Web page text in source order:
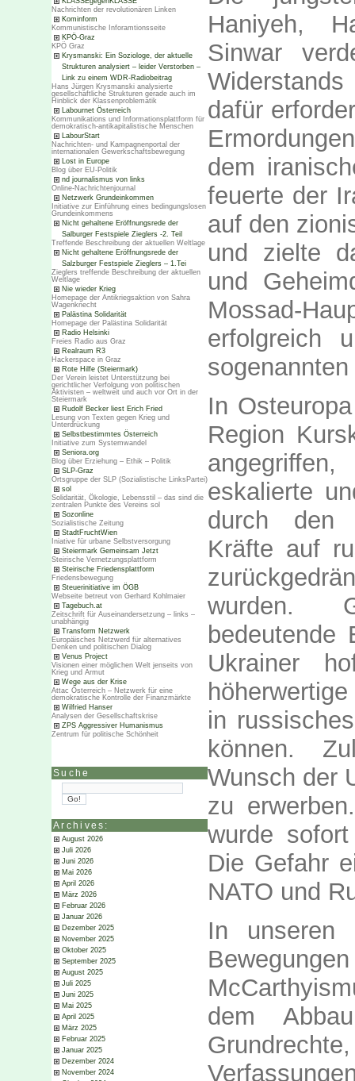
Nachrichten der revolutionären Linken
Kominform
Kommunistische Inforamtionsseite
KPÖ-Graz
KPÖ Graz
Krysmanski: Ein Soziologe, der aktuelle
Strukturen analysiert – leider Verstorben –
Link zu einem WDR-Radiobeitrag
Hans Jürgen Krysmanski analysierte
gesellschaftliche Strukturen gerade auch im
Hinblick der Klassenproblematik
Labournet Österreich
Kommunikations und Informationsplattform für
demokratisch-antikapitalistische Menschen
LabourStart
Nachrichten- und Kampagnenportal der
internationalen Gewerkschaftsbewegung
Lost in Europe
Blog über EU-Politik
nd journalismus von links
Online-Nachrichtenjournal
Netzwerk Grundeinkommen
Initiative zur Einführung eines bedingungslosen
Grundeinkommens
Nicht gehaltene Eröffnungsrede der
Salburger Festspiele Zieglers -2. Teil
Treffende Beschreibung der aktuellen Weltlage
Nicht gehaltene Eröffnungsrede der
Salzburger Festspiele Zieglers – 1.Tei
Zieglers treffende Beschreibung der aktuellen
Weltlage
Nie wieder Krieg
Homepage der Antikriegsaktion von Sahra
Wagenknecht
Palästina Solidarität
Homepage der Palästina Solidarität
Radio Helsinki
Freies Radio aus Graz
Realraum R3
Hackerspace in Graz
Rote Hilfe (Steiermark)
Der Verein leistet Unterstützung bei
gerichtlicher Verfolgung von politischen
Aktivisten – weltweit und auch vor Ort in der
Steiermark
Rudolf Becker liest Erich Fried
Lesung von Texten gegen Krieg und
Unterdrückung
Selbstbestimmtes Österreich
Initiative zum Systemwandel
Seniora.org
Blog über Erziehung – Ethik – Politik
SLP-Graz
Ortsgruppe der SLP (Sozialistische LinksPartei)
sol
Solidarität, Ökologie, Lebensstil – das sind die
zentralen Punkte des Vereins sol
Sozonline
Sozialistische Zeitung
StadtFruchtWien
Iniative für urbane Selbstversorgung
Steiermark Gemeinsam Jetzt
Steirische Vernetzungsplattform
Steirische Friedensplattform
Friedensbewegung
Steuerinitiative im ÖGB
Webseite betreut von Gerhard Kohlmaier
Tagebuch.at
Zeitschrift für Auseinandersetzung – links –
unabhängig
Transform Netzwerk
Europäisches Netzwerd für alternatives
Denken und politischen Dialog
Venus Project
Visionen einer möglichen Welt jenseits von
Krieg und Armut
Wege aus der Krise
Attac Österreich – Netzwerk für eine
demokratische Kontrolle der Finanzmärkte
Wilfried Hanser
Analysen der Gesellschaftskrise
ZPS Aggressiver Humanismus
Zentrum für politische Schönheit
Suche
Archives:
August 2026
Juli 2026
Juni 2026
Mai 2026
April 2026
März 2026
Februar 2026
Januar 2026
Dezember 2025
November 2025
Oktober 2025
September 2025
August 2025
Juli 2025
Juni 2025
Mai 2025
April 2025
März 2025
Februar 2025
Januar 2025
Dezember 2024
November 2024
Haniyeh,
Sinwar
dafür
dem
feuerte der
auf den
und zielte
und
Mossad-
erfolgreich
sogenannten
In
Region
eskalierte
durch den
Kräfte auf
wurden.
bedeutende
Ukrainer
in
können.
Wunsch der
zu
wurde
Die Gefahr
NATO und
In unseren
dem